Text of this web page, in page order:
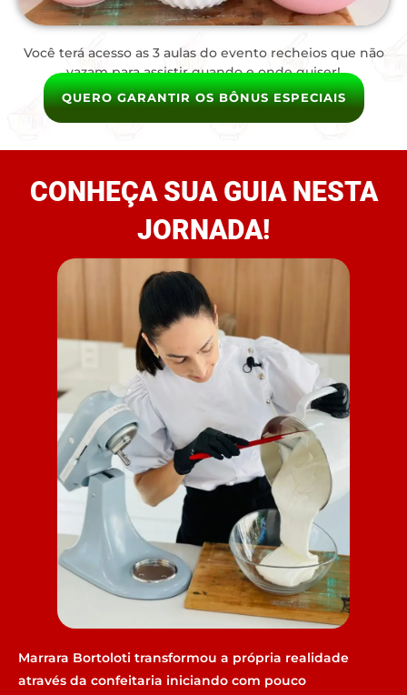
Você terá acesso as 3 aulas do evento recheios que não
vazam para assistir quando e onde quiser!
QUERO GARANTIR OS BÔNUS ESPECIAIS
CONHEÇA SUA GUIA NESTA
JORNADA!
Marrara Bortoloti transformou a própria realidade
através da confeitaria iniciando com pouco